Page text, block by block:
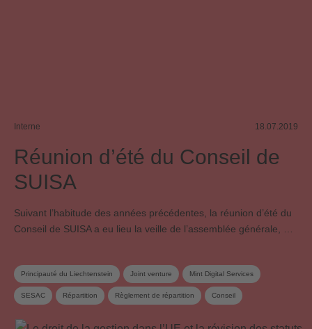
Interne 18.07.2019
Réunion d’été du Conseil de
SUISA
Suivant l’habitude des années précédentes, la réunion d’été du
Conseil de SUISA a eu lieu la veille de l’assemblée générale, …
Principauté du Liechtenstein Joint venture Mint Digital Services
SESAC Répartition Règlement de répartition Conseil